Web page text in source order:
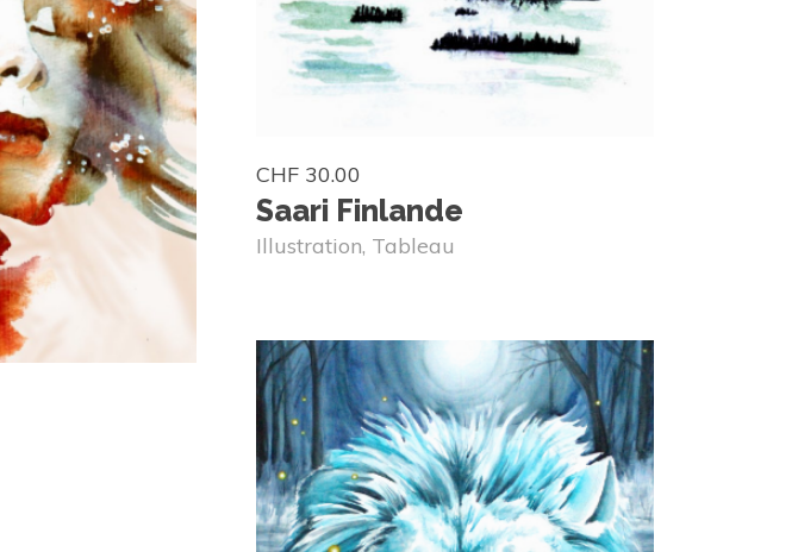
CHF 30.00
Saari Finlande
Illustration, Tableau